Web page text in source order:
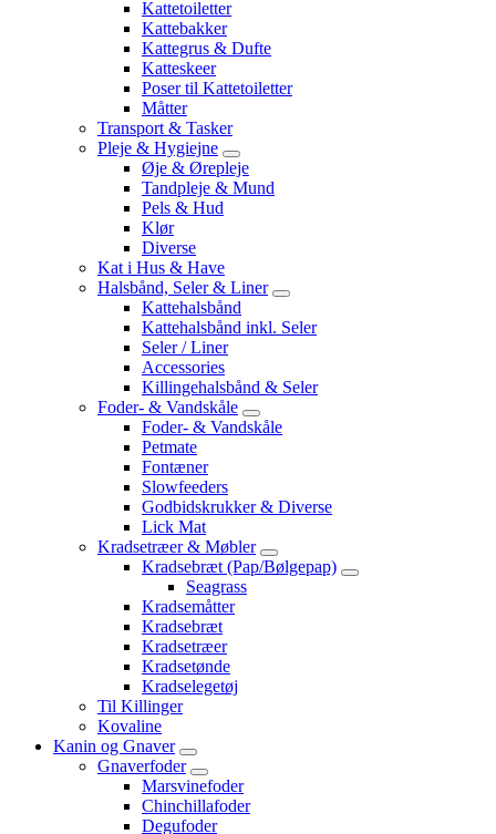
Kattetoiletter
Kattebakker
Kattegrus & Dufte
Katteskeer
Poser til Kattetoiletter
Måtter
Transport & Tasker
Pleje & Hygiejne
Øje & Ørepleje
Tandpleje & Mund
Pels & Hud
Klør
Diverse
Kat i Hus & Have
Halsbånd, Seler & Liner
Kattehalsbånd
Kattehalsbånd inkl. Seler
Seler / Liner
Accessories
Killingehalsbånd & Seler
Foder- & Vandskåle
Foder- & Vandskåle
Petmate
Fontæner
Slowfeeders
Godbidskrukker & Diverse
Lick Mat
Kradsetræer & Møbler
Kradsebræt (Pap/Bølgepap)
Seagrass
Kradsemåtter
Kradsebræt
Kradsetræer
Kradsetønde
Kradselegetøj
Til Killinger
Kovaline
Kanin og Gnaver
Gnaverfoder
Marsvinefoder
Chinchillafoder
Degufoder